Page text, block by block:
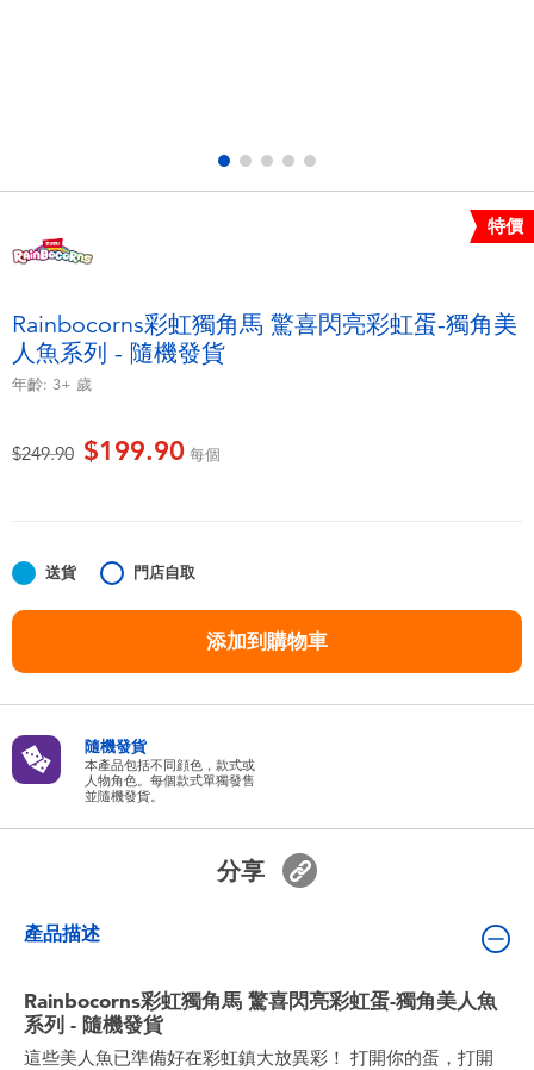
毛毛公仔玩具
任天堂 Switch
人氣角色
生活精品
特價
Rainbocorns彩虹獨角馬 驚喜閃亮彩虹蛋-獨角美
人魚系列 - 隨機發貨
年齡: 3+ 歲
價格從
$249.90至$199.90 每個
送貨 門店自取
添加到購物車
隨機發貨
本產品包括不同顔色，款式或
人物角色。每個款式單獨發售
並隨機發貨。
分享
產品描述
Rainbocorns彩虹獨角馬 驚喜閃亮彩虹蛋-獨角美人魚
系列 - 隨機發貨
這些美人魚已準備好在彩虹鎮大放異彩！ 打開你的蛋，打開